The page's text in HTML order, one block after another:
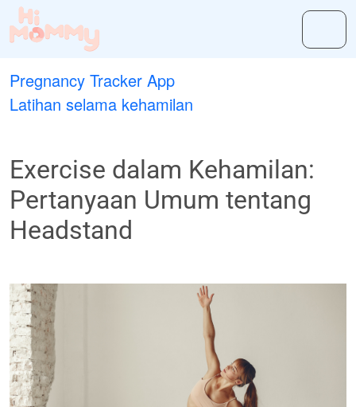
Pregnancy Tracker App
Latihan selama kehamilan
Exercise dalam Kehamilan:
Pertanyaan Umum tentang
Headstand